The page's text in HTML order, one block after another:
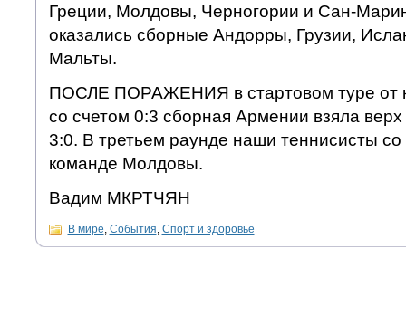
Греции, Молдовы, Черногории и Сан-
оказались сборные Андорры, Грузии,
Мальты.
ПОСЛЕ ПОРАЖЕНИЯ в стартовом туре от
со счетом 0:3 сборная Армении взяла
3:0. В третьем раунде наши теннисисты со
команде Молдовы.
Вадим МКРТЧЯН
В мире События Спорт и здоровье